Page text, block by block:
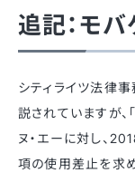
追記：モ
シティライツ法律
説されていますが、
ヌ・エーに対し、
項の使用差止を求